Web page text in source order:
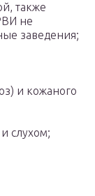
также
не
заведения;
и кожаного
слухом;